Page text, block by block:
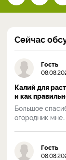
Сейчас
Гость
Калий для
и как
Большое
огородник мне...
Гость